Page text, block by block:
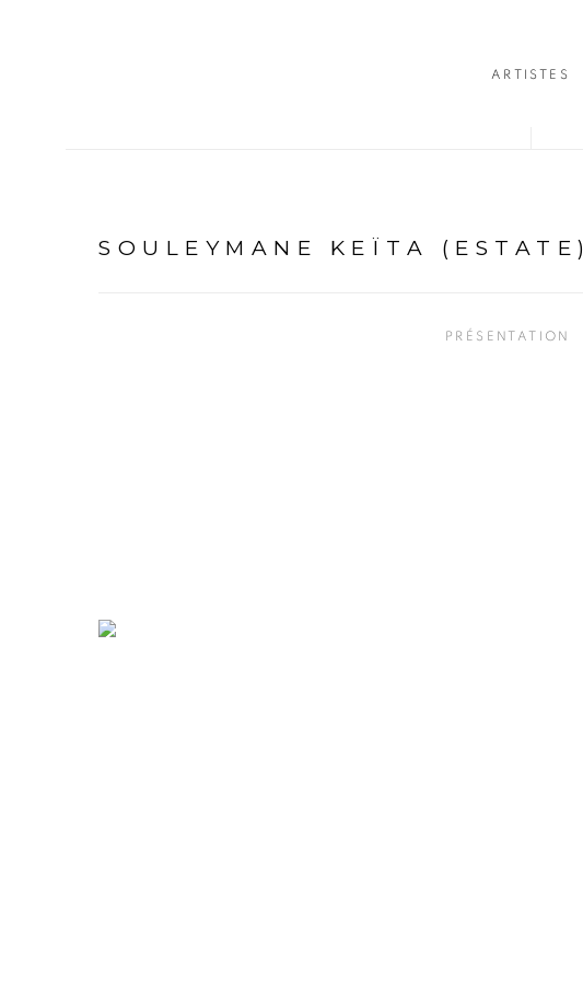
ARTISTES
SOULEYMANE KEÏTA (ESTATE)
PRÉSENTATION